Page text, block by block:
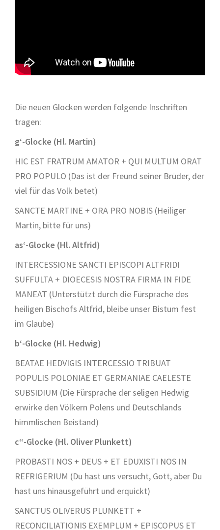
Die neuen Glocken werden folgende Inschriften
tragen:
g‘-Glocke (Hl. Martin)
HIC EST FRATRUM AMATOR + QUI MULTUM ORAT
PRO POPULO (Das ist der Freund seiner Brüder, der
viel für das Volk betet)
SANCTE MARTINE + ORA PRO NOBIS (Heiliger
Martin, bitte für uns)
as‘-Glocke (Hl. Altfrid)
INTERCESSIONE SANCTI EPISCOPI ALTFRIDI
SUFFULTA + DIOECESIS NOSTRA FIRMA IN FIDE
MANEAT (Unterstützt durch die Fürsprache des
heiligen Bischofs Altfrid, bleibe unser Bistum fest
im Glaube)
b‘-Glocke (Hl. Hedwig)
BEATAE HEDVIGIS INTERCESSIO TRIBUAT
POPULIS POLONIAE ET GERMANIAE CAELESTE
SUBSIDIUM (Die Fürsprache der seligen Hedwig
erwirke den Völkern Polens und Deutschlands
himmlischen Beistand)
c“-Glocke (Hl. Oliver Plunkett)
PROBASTI NOS + DEUS + ET EDUXISTI NOS IN
REFRIGERIUM (Du hast uns versucht, Gott, aber Du
hast uns hinausgeführt und erquickt)
SANCTUS OLIVERUS PLUNKETT +
RECONCILIATIONIS EXEMPLUM + EPISCOPUS ET